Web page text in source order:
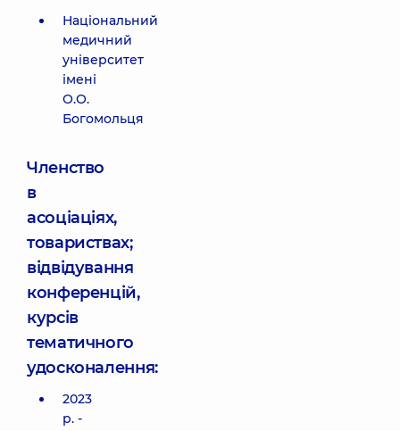
Національний
медичний
університет
імені
О.О.
Богомольця
Членство
в
асоціаціях,
товариствах;
відвідування
конференцій,
курсів
тематичного
удосконалення:
2023
р. -